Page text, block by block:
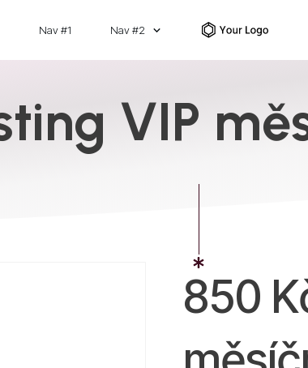
Nav #1 Nav #2
VIP
850